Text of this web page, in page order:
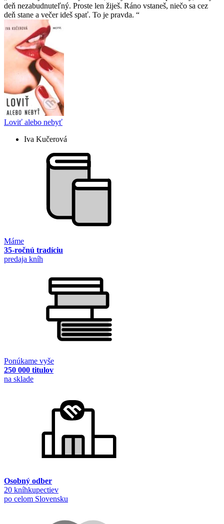
deň nezabudnuteľný. Proste len žiješ. Ráno vstaneš, niečo sa cez
deň stane a večer ideš spať. To je pravda.
Loviť alebo nebyť
Iva Kučerová
Máme
35-ročnú tradíciu
predaja kníh
Ponúkame vyše
250 000 titulov
na sklade
Osobný odber
20 kníhkupectiev
po celom Slovensku